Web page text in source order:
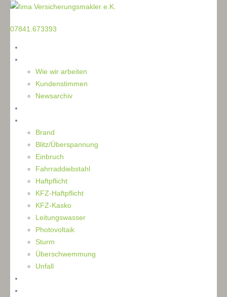
07841.673393
Wie wir arbeiten
Kundenstimmen
Newsarchiv
Brand
Blitz/Überspannung
Einbruch
Fahrraddiebstahl
Haftpflicht
KFZ-Haftpflicht
KFZ-Kasko
Leitungswasser
Photovoltaik
Sturm
Überschwemmung
Unfall